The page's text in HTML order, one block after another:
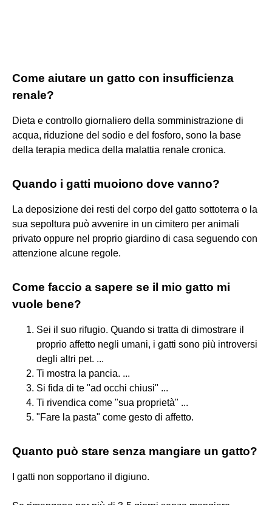
Come aiutare un gatto con insufficienza
renale?
Dieta e controllo giornaliero della somministrazione di
acqua, riduzione del sodio e del fosforo, sono la base
della terapia medica della malattia renale cronica.
Quando i gatti muoiono dove vanno?
La deposizione dei resti del corpo del gatto sottoterra o la
sua sepoltura può avvenire in un cimitero per animali
privato oppure nel proprio giardino di casa seguendo con
attenzione alcune regole.
Come faccio a sapere se il mio gatto mi
vuole bene?
Sei il suo rifugio. Quando si tratta di dimostrare il
proprio affetto negli umani, i gatti sono più introversi
degli altri pet. ...
Ti mostra la pancia. ...
Si fida di te "ad occhi chiusi" ...
Ti rivendica come "sua proprietà" ...
"Fare la pasta" come gesto di affetto.
Quanto può stare senza mangiare un gatto?
I gatti non sopportano il digiuno.